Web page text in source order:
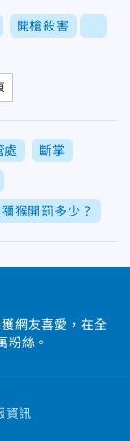
開槍殺害
處 斷掌
猴開罰多少？
網友喜愛，在全
粉絲。
資訊